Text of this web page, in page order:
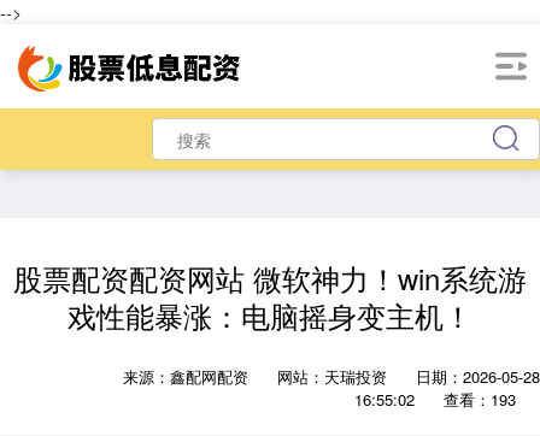
-->
股票配资配资网站 微软神力！win系统游
戏性能暴涨：电脑摇身变主机！
来源：鑫配网配资 网站：天瑞投资
日期：2026-05-28
16:55:02
查看：193